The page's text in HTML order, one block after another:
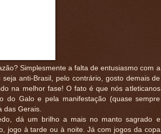
Simplesmente a falta de entusiasmo com a
anti-Brasil, pelo contrário, gosto demais de
na melhor fase! O fato é que nós atleticanos
do Galo e pela manifestação (quase sempre
das Gerais.
dá um brilho a mais no manto sagrado e
jogo à tarde ou à noite. Já com jogos da copa